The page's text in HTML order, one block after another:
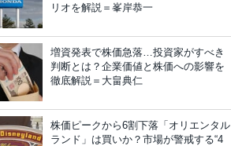
リオを解説＝峯岸恭一
増資発表で株価急落…投資家がすべき
判断とは？企業価値と株価への影響を
徹底解説＝大畠典仁
株価ピークから6割下落「オリエンタル
ランド」は買いか？市場が警戒する“4